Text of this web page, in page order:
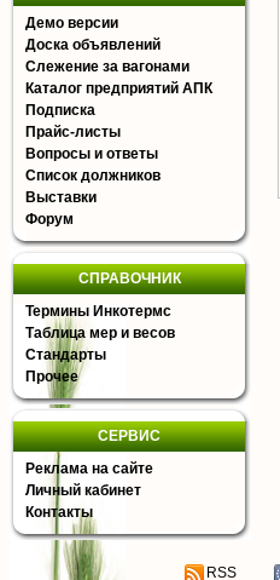
Демо версии
Доска объявлений
Слежение за вагонами
Каталог предприятий АПК
Подписка
Прайс-листы
Вопросы и ответы
Список должников
Выставки
Форум
СПРАВОЧНИК
Термины Инкотермс
Таблица мер и весов
Стандарты
Прочее
СЕРВИС
Реклама на сайте
Личный кабинет
Контакты
RSS